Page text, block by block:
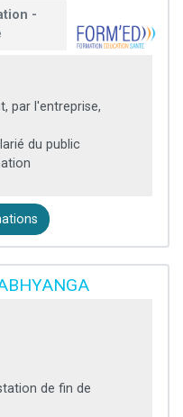
-
par l'entreprise,
du public
de fin de